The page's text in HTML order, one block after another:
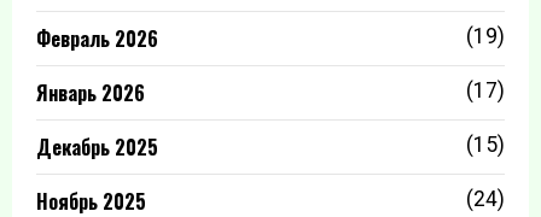
Февраль 2026 (19)
Январь 2026 (17)
Декабрь 2025 (15)
Ноябрь 2025 (24)